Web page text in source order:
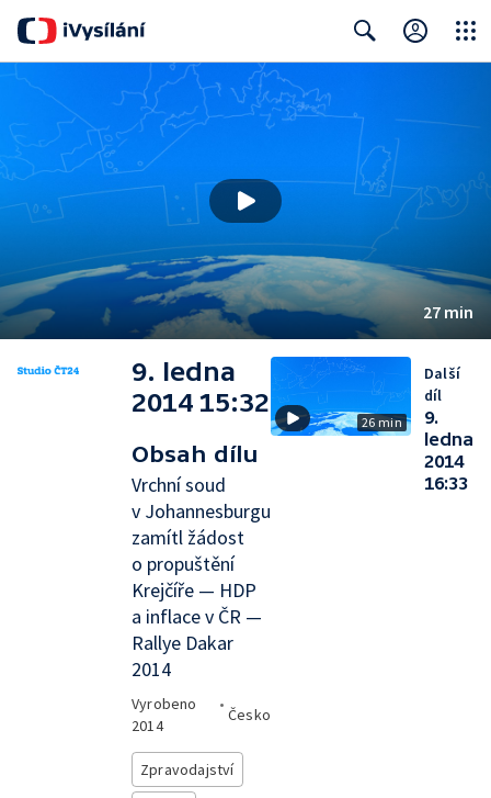
27 min
9. ledna
2014 15:32
Obsah dílu
Vrchní soud
v Johannesburgu
zamítl žádost
o propuštění
Krejčíře — HDP
a inflace v ČR —
Rallye Dakar
2014
Vyrobeno
2014
•
Česko
Zpravodajství
26 min
Další
díl
9.
ledna
2014
16:33